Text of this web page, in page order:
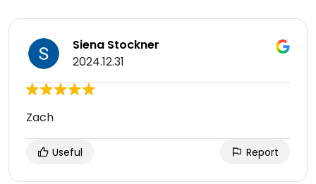
Siena Stockner
2024.12.31
Zach
Useful Report